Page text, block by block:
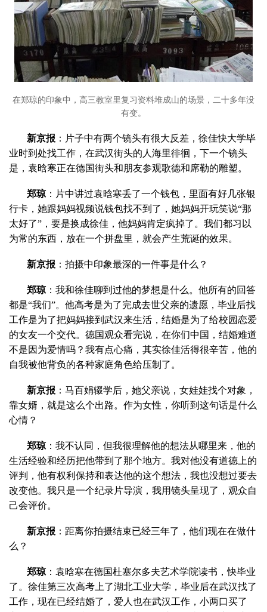
在郑琼的印象中，高三教室里复习资料堆成山的场景，二十多年没
有变。
新京报 ：片子中有两个镜头有很大反差，徐佳快大学毕
业时到处找工作，在武汉街头的人海里徘徊，下一个镜头
是，袁晗寒正在德国街头和朋友参观歌德和席勒的雕塑。
郑琼 ：片中讲过袁晗寒丢了一个钱包，里面有好几张银
行卡，她跟妈妈视频说钱包找不到了，她妈妈开玩笑说“那
太好了”，要是换成徐佳，他妈妈肯定疯掉了。我们都习以
为常的东西，放在一个拼盘里，就会产生荒诞的效果。
新京报 ：拍摄中印象最深的一件事是什么？
郑琼 ：我和徐佳聊到过他的梦想是什么。他所有的回答
都是“我们”。他高考是为了完成去世父亲的遗愿，毕业后找
工作是为了把妈妈接到武汉来生活，结婚是为了给校园恋爱
的女友一个交代。德国观众看完说，在你们中国，结婚难道
不是因为爱情吗？我有点心痛，其实徐佳活得很辛苦，他的
自我被他背负的各种家庭角色给压制了。
新京报 ：马百娟辍学后，她父亲说，女娃娃找个对象，
靠女婿，就是这么个出路。作为女性，你听到这句话是什么
心情？
郑琼 ：我不认同，但我很理解他的想法从哪里来，他的
生活经验和经历把他带到了那个地方。我对他没有道德上的
评判，他有权利保持和表达他的这个想法，我也没想过要去
改变他。我只是一个纪录片导演，我用镜头呈现了，观众自
己会评价。
新京报 ：距离你拍摄结束已经三年了，他们现在在做什
么？
郑琼 ：袁晗寒在德国杜塞尔多夫艺术学院读书，快毕业
了。徐佳第三次高考上了湖北工业大学，毕业后在武汉找了
工作，现在已经结婚了，爱人也在武汉工作，小两口买了